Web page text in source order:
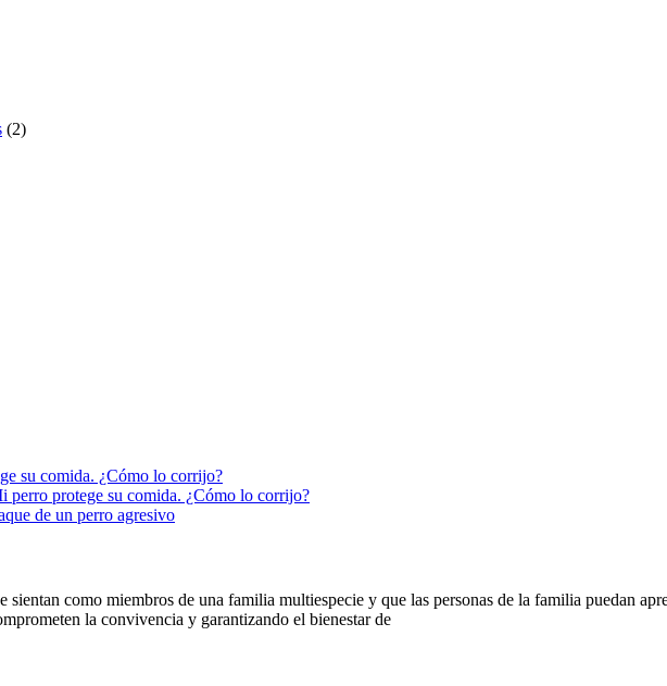
(2)
su comida. ¿Cómo lo corrijo?
perro protege su comida. ¿Cómo lo corrijo?
de un perro agresivo
sientan como miembros de una familia multiespecie y que las personas de la familia puedan
la convivencia y garantizando el bienestar de